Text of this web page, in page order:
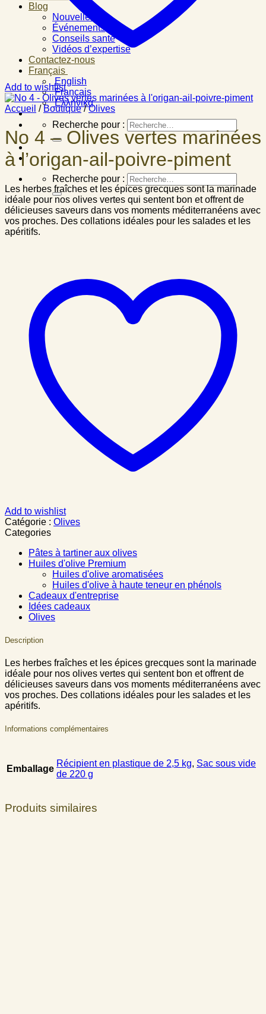
Blog
Nouvelles
Événements
Conseils santé
Vidéos d’expertise
Contactez-nous
Français
English
Français
Ελληνικά
Recherche pour :
Recherche pour :
Add to wishlist
Accueil / Boutique / Olives
No 4 – Olives vertes marinées
à l’origan-ail-poivre-piment
Les herbes fraîches et les épices grecques sont la marinade
idéale pour nos olives vertes qui sentent bon et offrent de
délicieuses saveurs dans vos moments méditerranéens avec
vos proches. Des collations idéales pour les salades et les
apéritifs.
Add to wishlist
Catégorie : Olives
Categories
Pâtes à tartiner aux olives
Huiles d'olive Premium
Huiles d'olive aromatisées
Huiles d'olive à haute teneur en phénols
Cadeaux d'entreprise
Idées cadeaux
Olives
Description
Les herbes fraîches et les épices grecques sont la marinade
idéale pour nos olives vertes qui sentent bon et offrent de
délicieuses saveurs dans vos moments méditerranéens avec
vos proches. Des collations idéales pour les salades et les
apéritifs.
Informations complémentaires
Emballage
Récipient en plastique de 2,5 kg, Sac sous vide
de 220 g
Produits similaires